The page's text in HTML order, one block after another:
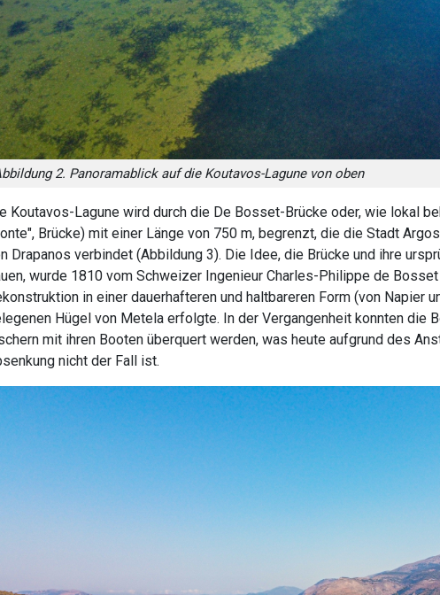
2. Panoramablick auf die Koutavos-Lagune von oben
Koutavos-Lagune wird durch die De Bosset-Brücke oder, wie lokal
Brücke) mit einer Länge von 750 m, begrenzt, die die Stadt
Drapanos verbindet (Abbildung 3). Die Idee, die Brücke und ihre
wurde 1810 vom Schweizer Ingenieur Charles-Philippe de
in einer dauerhafteren und haltbareren Form (von Napier
Hügel von Metela erfolgte. In der Vergangenheit konnten die
mit ihren Booten überquert werden, was heute aufgrund des
nicht der Fall ist.